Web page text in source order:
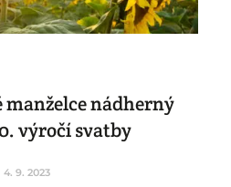
manželce nádherný
výročí svatby
4. 9. 2023